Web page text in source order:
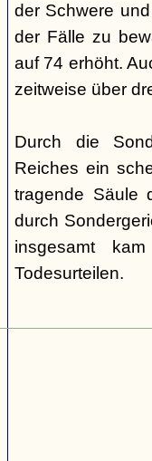
der Schwere
der Fälle zu
auf 74 erhöht.
zeitweise über
Durch die
Reiches ein
tragende Säule
durch
insgesamt
Todesurteilen.